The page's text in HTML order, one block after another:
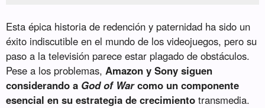
Esta épica historia de redención y paternidad ha sido un
éxito indiscutible en el mundo de los videojuegos, pero su
paso a la televisión parece estar plagado de obstáculos.
Pese a los problemas,Amazon y Sony siguen
considerando a God of Warcomo un componente
esencial en su estrategia de crecimiento transmedia.